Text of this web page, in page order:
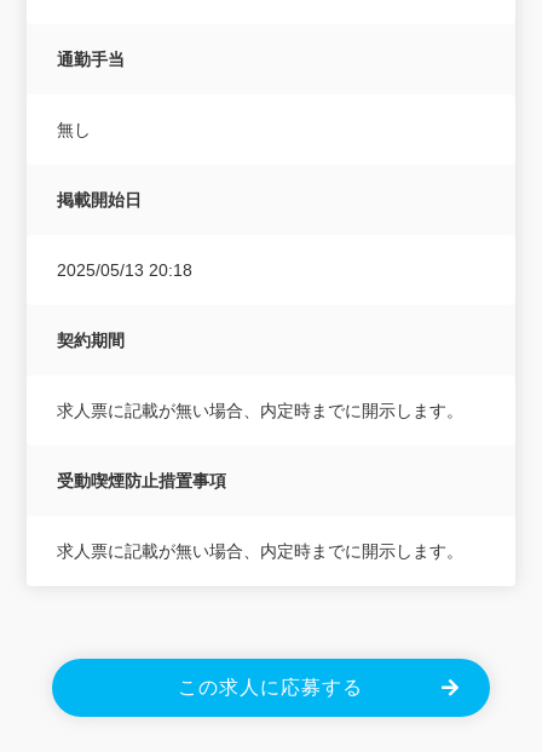
通勤手当
無し
掲載開始日
2025/05/13 20:18
契約期間
求人票に記載が無い場合、内定時までに開示します。
受動喫煙防止措置事項
求人票に記載が無い場合、内定時までに開示します。
この求人に応募する